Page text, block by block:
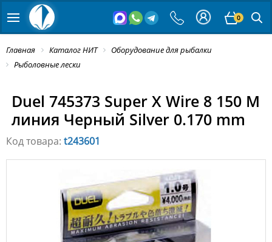
0
Главная Каталог НИТ
Оборудование для рыбалки
Рыболовные лески
Duel 745373 Super X Wire 8 150 M
линия Черный Silver 0.170 mm
Код товара: t243601